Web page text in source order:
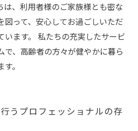
は、利用者様のご家族様とも密な
図って、安心してお過ごしいただ
います。 私たちの充実したサービ
で、高齢者の方々が健やかに暮ら
。
うプロフェッショナルの存